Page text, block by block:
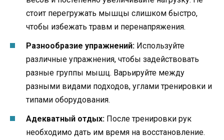
стоит перегружать мышцы слишком быстро,
чтобы избежать травм и перенапряжения.
Разнообразие упражнений: Используйте
различные упражнения, чтобы задействовать
разные группы мышц. Варьируйте между
разными видами подходов, углами тренировки и
типами оборудования.
Адекватный отдых: После тренировки рук
необходимо дать им время на восстановление.